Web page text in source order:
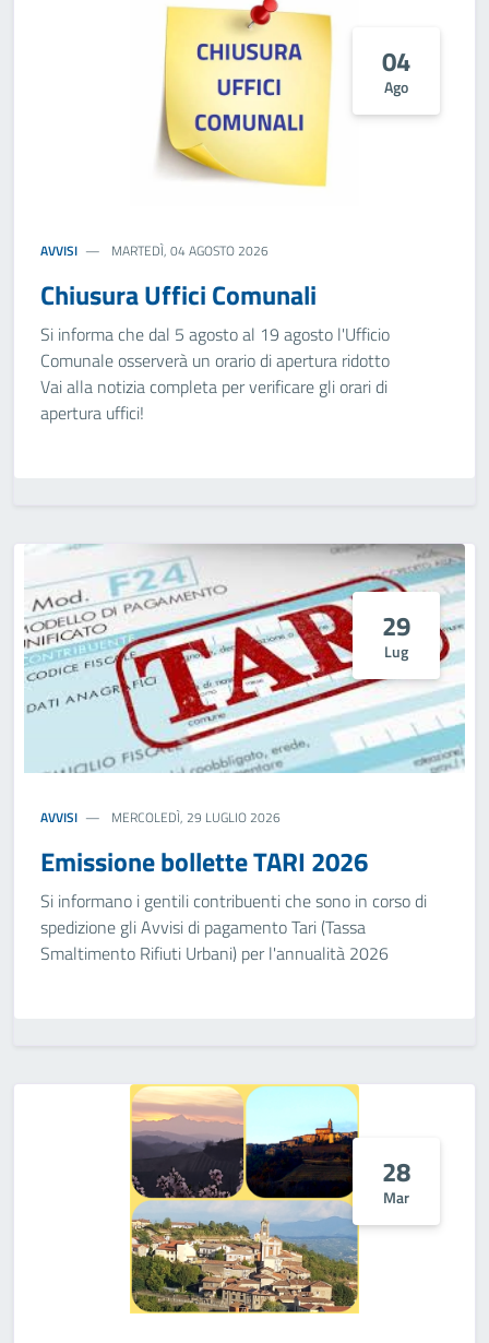
04
Ago
AVVISI MARTEDÌ, 04 AGOSTO 2026
Chiusura Uffici Comunali
Si informa che dal 5 agosto al 19 agosto l'Ufficio
Comunale osserverà un orario di apertura ridotto
Vai alla notizia completa per verificare gli orari di
apertura uffici!
29
Lug
AVVISI MERCOLEDÌ, 29 LUGLIO 2026
Emissione bollette TARI 2026
Si informano i gentili contribuenti che sono in corso di
spedizione gli Avvisi di pagamento Tari (Tassa
Smaltimento Rifiuti Urbani) per l'annualità 2026
28
Mar